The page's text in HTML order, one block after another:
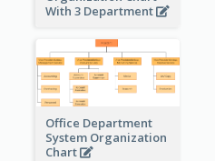
With 3 Department
Office Department
System Organization
Chart